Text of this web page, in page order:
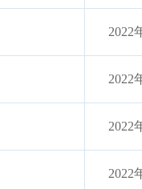
2022
2022
2022
2022